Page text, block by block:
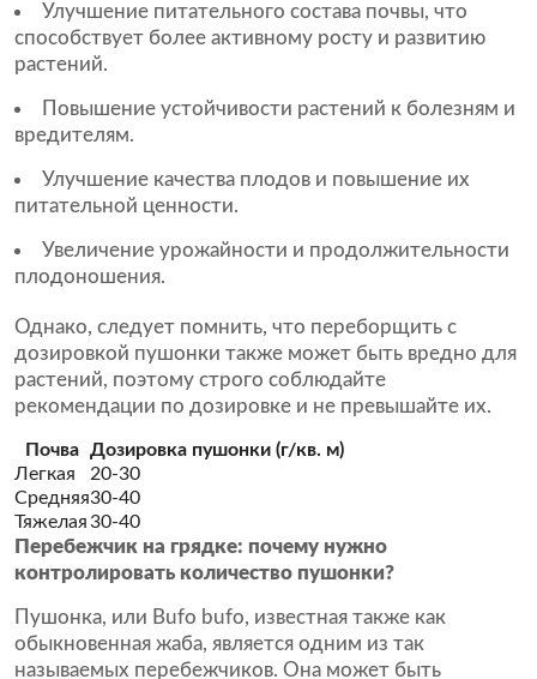
Улучшение питательного состава почвы, что
способствует более активному росту и развитию
растений.
Повышение устойчивости растений к болезням и
вредителям.
Улучшение качества плодов и повышение их
питательной ценности.
Увеличение урожайности и продолжительности
плодоношения.
Однако, следует помнить, что переборщить с
дозировкой пушонки также может быть вредно для
растений, поэтому строго соблюдайте
рекомендации по дозировке и не превышайте их.
Почва Дозировка пушонки (г/кв. м)
Легкая
20-30
Средняя30-40
Тяжелая30-40
Перебежчик на грядке: почему нужно
контролировать количество пушонки?
Пушонка, или Bufo bufo, известная также как
обыкновенная жаба, является одним из так
называемых перебежчиков. Она может быть